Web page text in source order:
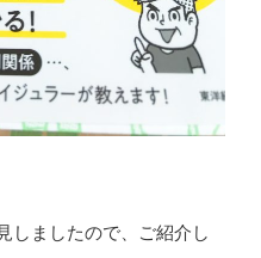
しましたので、ご紹介し